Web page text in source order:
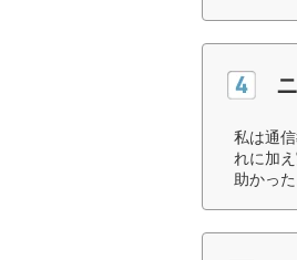
私は通
れに加
助かっ